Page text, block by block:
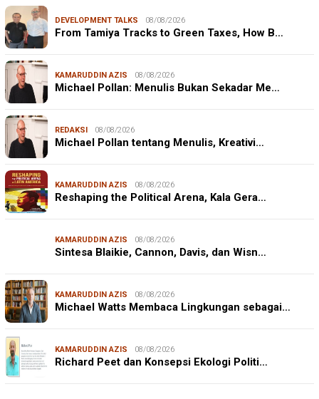
DEVELOPMENT TALKS 08/08/2026
From Tamiya Tracks to Green Taxes, How B…
KAMARUDDIN AZIS 08/08/2026
Michael Pollan: Menulis Bukan Sekadar Me…
REDAKSI 08/08/2026
Michael Pollan tentang Menulis, Kreativi…
KAMARUDDIN AZIS 08/08/2026
Reshaping the Political Arena, Kala Gera…
KAMARUDDIN AZIS 08/08/2026
Sintesa Blaikie, Cannon, Davis, dan Wisn…
KAMARUDDIN AZIS 08/08/2026
Michael Watts Membaca Lingkungan sebagai…
KAMARUDDIN AZIS 08/08/2026
Richard Peet dan Konsepsi Ekologi Politi…